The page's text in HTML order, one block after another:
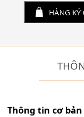
HÀNG KÝ
Thông tin cơ bản